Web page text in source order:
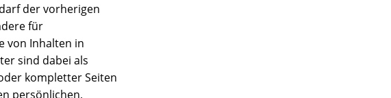
der vorherigen
für
von Inhalten in
sind dabei als
kompletter Seiten
persönlichen,